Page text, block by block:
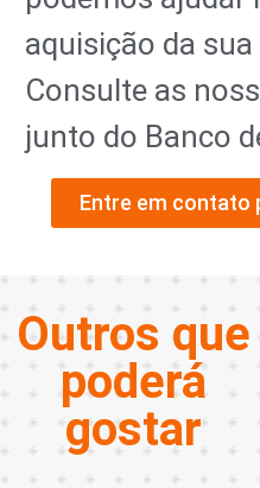
aquisição da
Consulte as
junto do Banco
Entre em contato
Outros que
poderá
gostar
Disponivel